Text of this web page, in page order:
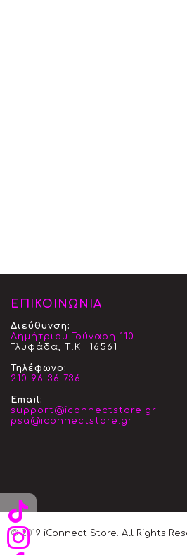
ΕΠΙΚΟΙΝΩΝΙΑ
Διεύθυνση:
Δημήτριου Γούναρη 110
Γλυφάδα, Τ.Κ.: 16561
Τηλέφωνο:
210 96 36 736
Email:
support@iconnectstore.gr
psa@iconnectstore.gr
© 2019 iConnect Store. All Rights